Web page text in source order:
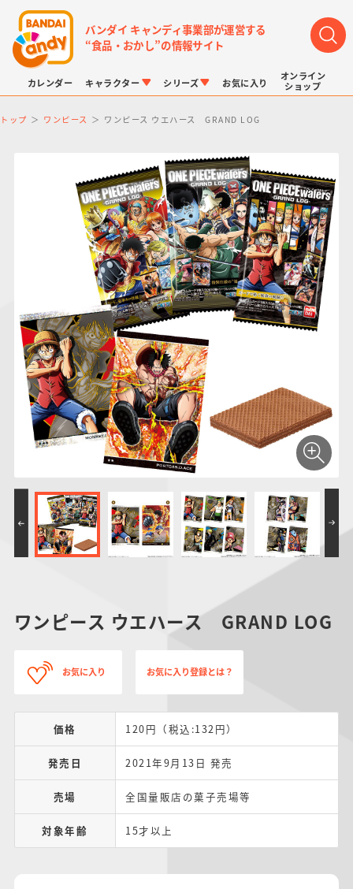
バンダイ キャンディ事業部が運営する
“食品・おかし”の情報サイト
カレンダー キャラクター
LINK TRAVELERS
仮面ライダーシリー
ズ
PROJECT R.E.D.・
スーパー戦隊シリー
ズ
プリキュアシリーズ
ガンダムシリーズ
ポケットモンスター
ドラゴンボール
サンリオキャラクタ
ーズ
シリーズ
チョコボックス
キャラパキ
つりグミ
チョコサプ
にふぉるめーしょん
＆スクエアシール
SMPシリーズ
ポケモンキッズ
キャラデコ
お気に入り
オンライン
ショップ
トップ ワンピース ワンピース ウエハース GRAND LOG
ワンピース ウエハース GRAND LOG
お気に入り お気に入り登録とは？
価格 120円（税込:132円）
発売日 2021年9月13日 発売
売場 全国量販店の菓子売場等
対象年齢 15才以上